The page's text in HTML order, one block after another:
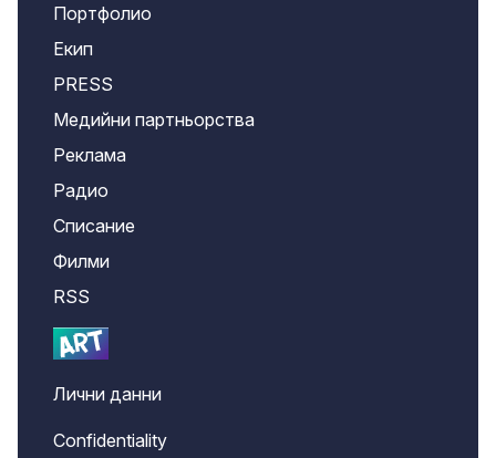
Портфолио
Екип
PRESS
Медийни партньорства
Реклама
Радио
Списание
Филми
RSS
Лични данни
Confidentiality